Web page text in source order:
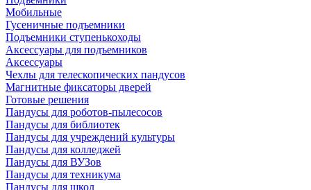
Мобильные
Гусеничные подъемники
Подъемники ступенькоходы
Аксессуары для подъемников
Аксессуары
Чехлы для телескопических пандусов
Магнитные фиксаторы дверей
Готовые решения
Пандусы для роботов-пылесосов
Пандусы для библиотек
Пандусы для учреждений культуры
Пандусы для колледжей
Пандусы для ВУЗов
Пандусы для техникума
Пандусы для школ